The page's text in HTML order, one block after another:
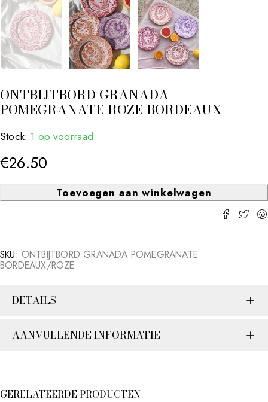
ONTBIJTBORD GRANADA
POMEGRANATE ROZE BORDEAUX
Stock: 1 op voorraad
€26.50
Toevoegen aan winkelwagen
SKU: ONTBIJTBORD GRANADA POMEGRANATE
BORDEAUX/ROZE
DETAILS
AANVULLENDE INFORMATIE
GERELATEERDE PRODUCTEN